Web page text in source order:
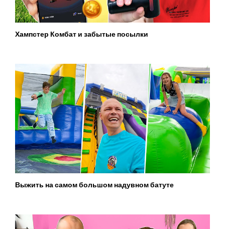
Хампстер Комбат и забытые посылки
Выжить на самом большом надувном батуте